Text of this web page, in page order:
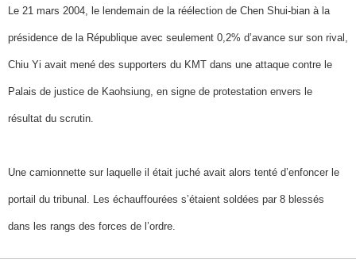
Le 21 mars 2004, le lendemain de la réélection de Chen Shui-bian à la
présidence de la République avec seulement 0,2% d’avance sur son rival,
Chiu Yi avait mené des supporters du KMT dans une attaque contre le
Palais de justice de Kaohsiung, en signe de protestation envers le
résultat du scrutin.
Une camionnette sur laquelle il était juché avait alors tenté d’enfoncer le
portail du tribunal. Les échauffourées s’étaient soldées par 8 blessés
dans les rangs des forces de l’ordre.